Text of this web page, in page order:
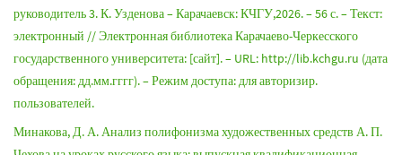
руководитель 3. К. Узденова – Карачаевск: КЧГУ,2026. – 56 с. – Текст:
электронный // Электронная библиотека Карачаево-Черкесского
государственного университета: [сайт]. – URL: http://lib.kchgu.ru (дата
обращения: дд.мм.гггг). – Режим доступа: для авторизир.
пользователей.
Минакова, Д. А. Анализ полифонизма художественных средств А. П.